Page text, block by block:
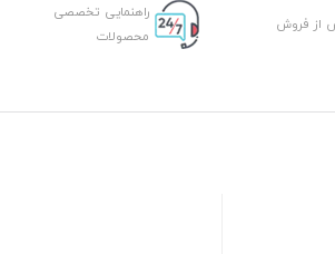
از فروش
راهنمایی تخصصی
محصولات